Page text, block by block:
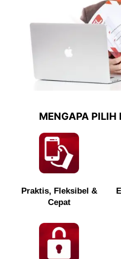
MENGAPA PILIH
Praktis, Fleksibel &
Cepat